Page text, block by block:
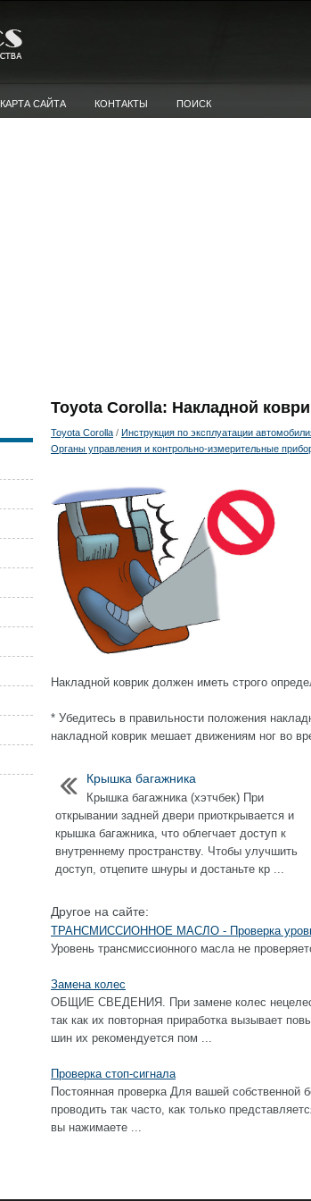
КАРТА САЙТА КОНТАКТЫ ПОИСК
Toyota Corolla: Накладной
Toyota Corolla / Инструкция по эксплуатации
Органы управления и контрольно-измерительные
Накладной коврик должен иметь строго
* Убедитесь в правильности положения
накладной коврик мешает движениям ног во
Крышка багажника
Крышка багажника (хэтчбек) При
открывании задней двери приоткрывается и
крышка багажника, что облегчает доступ к
внутреннему пространству. Чтобы улучшить
доступ, отцепите шнуры и достаньте кр ...
Другое на сайте:
ТРАНСМИССИОННОЕ МАСЛО - Проверка
Уровень трансмиссионного масла не
Замена колес
ОБЩИЕ СВЕДЕНИЯ. При замене колес
так как их повторная приработка вызывает
шин их рекомендуется пом ...
Проверка стоп-сигнала
Постоянная проверка Для вашей собственной
проводить так часто, как только
вы нажимаете ...